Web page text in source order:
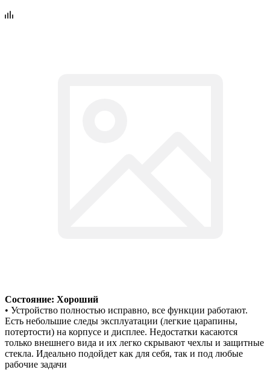
Состояние: Хороший
• Устройство полностью исправно, все функции работают.
Есть небольшие следы эксплуатации (легкие царапины,
потертости) на корпусе и дисплее. Недостатки касаются
только внешнего вида и их легко скрывают чехлы и защитные
стекла. Идеально подойдет как для себя, так и под любые
рабочие задачи